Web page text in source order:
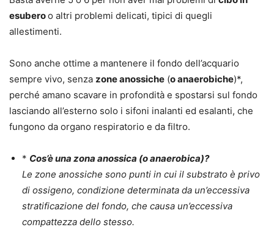
esuberoo altri problemi delicati, tipici di quegli
allestimenti.
Sono anche ottime a mantenere il fondo dell’acquario
sempre vivo, senza zone anossiche (o anaerobiche)*,
perché amano scavare in profondità e spostarsi sul fondo
lasciando all’esterno solo i sifoni inalanti ed esalanti, che
fungono da organo respiratorio e da filtro.
* Cos’è una zona anossica (o anaerobica)?
Le zone anossiche sono punti in cui il substrato è privo
di ossigeno, condizione determinata da un’eccessiva
stratificazione del fondo, che causa un’eccessiva
compattezza dello stesso.